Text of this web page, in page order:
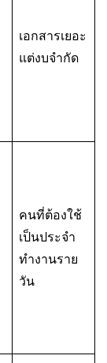
เอกสารเยอะ
แต่งบจำกัด
คนที่ต้องใช้
เป็นประจำ
ทำงานราย
วัน